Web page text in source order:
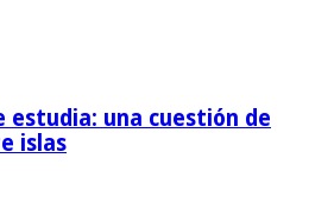
estudia: una cuestión de
islas